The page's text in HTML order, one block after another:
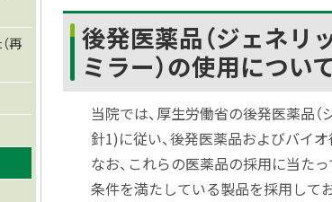
後発医薬品（ジェネリ
ミラー）の使用につい
当院では、厚生労働省の後発医薬品
針1)に従い、後発医薬品およびバイ
なお、これらの医薬品の採用に当た
条件を満たしている製品を採用して
再